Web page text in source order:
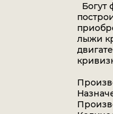
Богут
лыжи